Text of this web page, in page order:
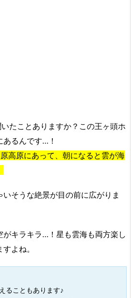
たことありますか？この王ヶ頭ホ
るんです…！
高原にあって、朝になると雲が海
そうな絶景が目の前に広がりま
がキラキラ…！星も雲海も両方楽し
よね。
ることもあります♪